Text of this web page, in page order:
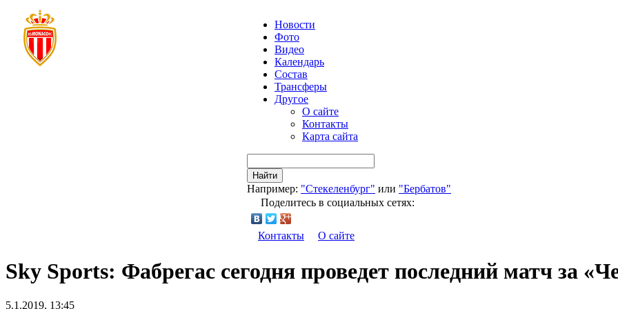
Новости
Фото
Видео
Календарь
Состав
Трансферы
Другое
О сайте
Контакты
Карта сайта
Найти
Например: "Стекеленбург" или "Бербатов"
Поделитесь в социальных сетях:
Контакты О сайте
Sky Sports: Фабрегас сегодня проведет последний матч за
5.1.2019, 13:45